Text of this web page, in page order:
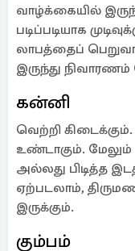
வாழ்க்கையில்
படிப்படியாக
லாபத்தைப்
இருந்து
கன்னி
வெற்றி
உண்டாகும்.
அல்லது பிடித்த
ஏற்படலாம்,
இருக்கும்.
கும்பம்